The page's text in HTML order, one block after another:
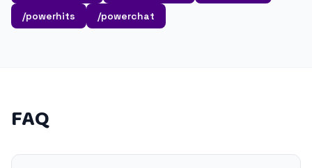
/powerhits /powerchat
FAQ